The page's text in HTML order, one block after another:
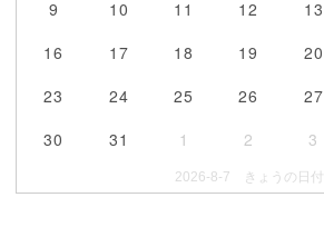
9
10 11 12 13
16
17 18 19 20
23
24 25 26 27
30
31 1 2 3
2026-8-7 きょうの日付